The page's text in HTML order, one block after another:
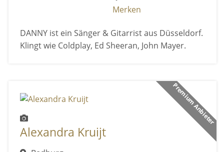
Merken
DANNY ist ein Sänger & Gitarrist aus Düsseldorf.
Klingt wie Coldplay, Ed Sheeran, John Mayer.
Premium Anbieter
Alexandra Kruijt